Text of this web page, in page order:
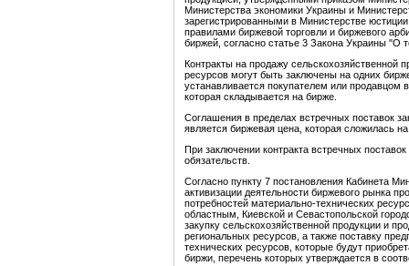
Министерства экономики Украины и
зарегистрированными в Министерстве
правилами биржевой торговли и биржевого
биржей, согласно статье 3 Закона Украины "О
Контракты на продажу сельскохозяйственной
ресурсов могут быть заключены на одних
устанавливается покупателем или продавцом
которая складывается на бирже.
Соглашения в пределах встречных поставок
является биржевая цена, которая сложилась
При заключении контракта встречных
обязательств.
Согласно пункту 7 постановления Кабинета
активизации деятельности биржевого рынка
потребностей материально-технических
областным, Киевской и Севастопольской
закупку сельскохозяйственной продукции и
региональных ресурсов, а также поставку
технических ресурсов, которые будут
биржи, перечень которых утверждается в